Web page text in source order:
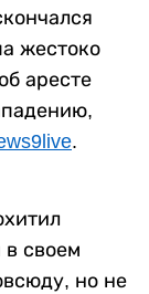
жестоко
аресте
.
своем
но не